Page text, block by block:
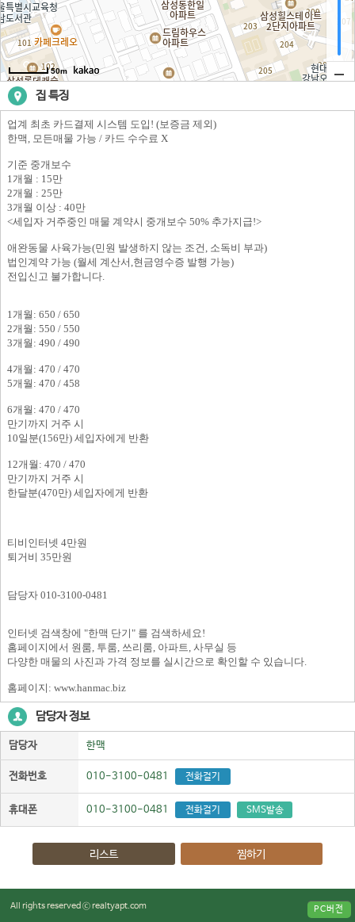
50m
집 특징
업계 최초 카드결제 시스템 도입! (보증금 제외)
한맥, 모든매물 가능 / 카드 수수료 X
기준 중개보수
1개월 : 15만
2개월 : 25만
3개월 이상 : 40만
<세입자 거주중인 매물 계약시 중개보수 50% 추가지급!>
애완동물 사육가능(민원 발생하지 않는 조건, 소독비 부과)
법인계약 가능 (월세 계산서,현금영수증 발행 가능)
전입신고 불가합니다.
1개월: 650 / 650
2개월: 550 / 550
3개월: 490 / 490
4개월: 470 / 470
5개월: 470 / 458
6개월: 470 / 470
만기까지 거주 시
10일분(156만) 세입자에게 반환
12개월: 470 / 470
만기까지 거주 시
한달분(470만) 세입자에게 반환
티비인터넷 4만원
퇴거비 35만원
담당자 010-3100-0481
인터넷 검색창에 "한맥 단기" 를 검색하세요!
홈페이지에서 원룸, 투룸, 쓰리룸, 아파트, 사무실 등
다양한 매물의 사진과 가격 정보를 실시간으로 확인할 수 있습니다.
홈페이지: www.hanmac.biz
담당자 정보
담당자 한맥
전화번호 010-3100-0481 전화걸기
휴대폰 010-3100-0481 전화걸기 SMS발송
리스트 찜하기
All rights reserved ⓒ realtyapt.com PC버전